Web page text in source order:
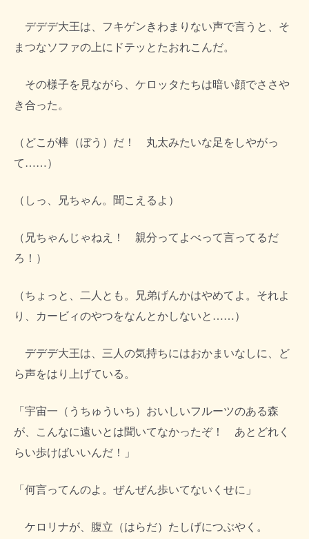
デデデ大王は、フキゲンきわまりない声で言うと、そ
まつなソファの上にドテッとたおれこんだ。
その様子を見ながら、ケロッタたちは暗い顔でささや
き合った。
（どこが棒（ぼう）だ！ 丸太みたいな足をしやがっ
て……）
（しっ、兄ちゃん。聞こえるよ）
（兄ちゃんじゃねえ！ 親分ってよべって言ってるだ
ろ！）
（ちょっと、二人とも。兄弟げんかはやめてよ。それよ
り、カービィのやつをなんとかしないと……）
デデデ大王は、三人の気持ちにはおかまいなしに、ど
ら声をはり上げている。
「宇宙一（うちゅういち）おいしいフルーツのある森
が、こんなに遠いとは聞いてなかったぞ！ あとどれく
らい歩けばいいんだ！」
「何言ってんのよ。ぜんぜん歩いてないくせに」
ケロリナが、腹立（はらだ）たしげにつぶやく。